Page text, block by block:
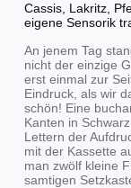
Cassis, Lakritz,
eigene Sensorik
An jenem Tag
nicht der einzige
erst einmal zur
Eindruck, als wir
schön! Eine
Kanten in
Lettern der
mit der Kassette
man zwölf kleine
samtigen